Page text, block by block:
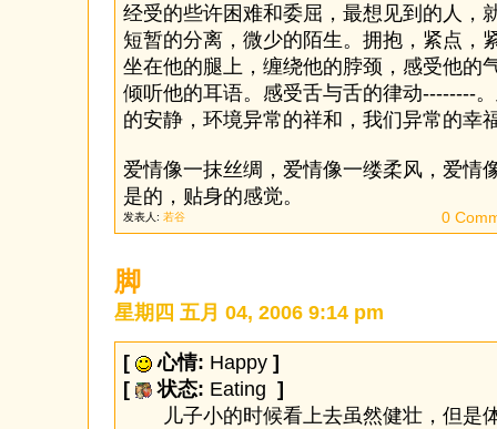
经受的些许困难和委屈，最想见到的人，
短暂的分离，微少的陌生。拥抱，紧点，
坐在他的腿上，缠绕他的脖颈，感受他的
倾听他的耳语。感受舌与舌的律动--------
的安静，环境异常的祥和，我们异常的幸
爱情像一抹丝绸，爱情像一缕柔风，爱情
是的，贴身的感觉。
发表人: 若谷 0
脚
星期四 五月 04, 2006 9:14 pm
[ 心情: Happy ]
[
状态: Eating ]
儿子小的时候看上去虽然健壮，但是